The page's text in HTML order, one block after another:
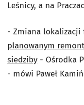
Leśnicy, a na
- Zmiana
planowanym
siedziby - Ośrodka
- mówi Paweł